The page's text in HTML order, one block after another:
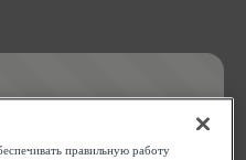
try refreshing the
правильную работу